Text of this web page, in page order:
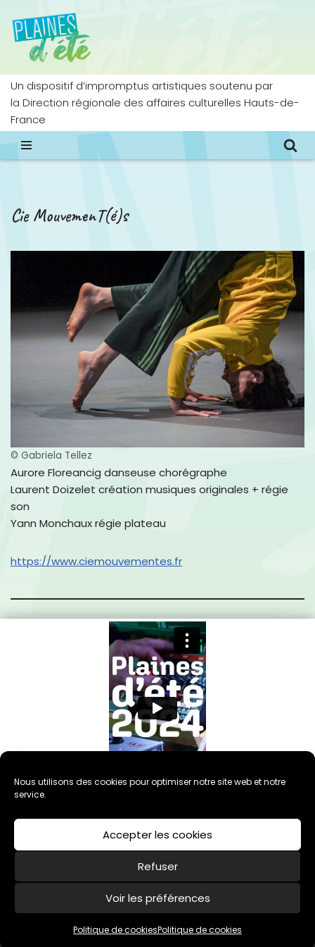
Nous utilisons des cookies pour optimiser notre site web et notre
service.
Accepter les cookies
Refuser
Voir les préférences
Politique de cookiesPolitique de cookies
Aller
contenu
Un dispositif d’impromptus artistiques soutenu par
la Direction régionale des affaires culturelles Hauts-de-
France
Cie MouvemenT(é)s
© Gabriela Tellez
Aurore Floreancig danseuse chorégraphe
Laurent Doizelet création musiques originales + régie
son
Yann Monchaux régie plateau
https://www.ciemouvementes.fr
Politique de cookies (UE)
Mentions légales
Association CARMEN - 2020